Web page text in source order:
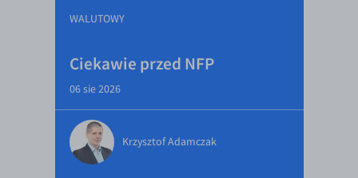
WALUTOWY
Ciekawie przed NFP
06 sie 2026
Krzysztof Adamczak